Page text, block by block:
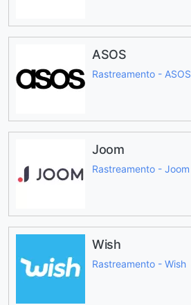
ASOS
Rastreamento - ASOS
Joom
Rastreamento - Joom
Wish
Rastreamento - Wish